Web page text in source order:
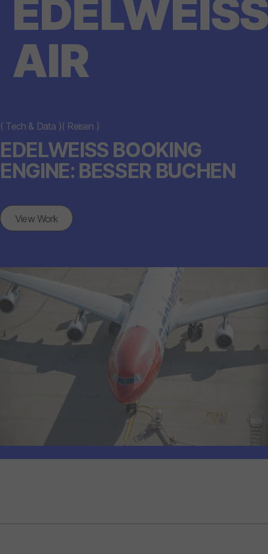
EDELWEISS
AIR
EDELWEISS BOOKING
ENGINE: BESSER BUCHEN
( Tech & Data )( Reisen )
View Work